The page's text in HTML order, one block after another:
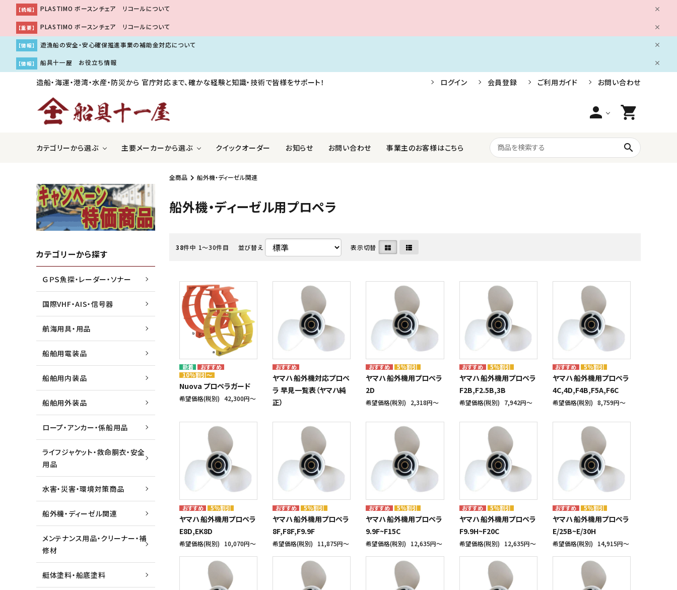
【続報】 PLASTIMO ボースンチェア リコールについて
【重要】 PLASTIMO ボースンチェア リコールについて
【情報】 遊漁船の安全・安心確保推進事業の補助金対応について
【情報】 船具十一屋 お役立ち情報
造船・海運・港湾・水産・防災から 官庁対応まで、確かな経験と知識・技術で皆様をサポート！ ログイン 会員登録 ご利用ガイド お問い合わせ
person shopping_cart
カテゴリーから選ぶ
ＧＰＳ魚探・レーダー・ソナー
船舶用内装品
水害・災害・環境対策商品 船外機・ディーゼル関連 メンテナンス用品・クリーナー・補修材
船検用品・法定備品 ゴムボート・水上バイク・小型船 マリンインテリア・アクセサリ マリンスポーツ・マリンギア
漁業用資材 マリンカタログ 船具十一屋
主要メーカーから選ぶ
アキレス株式会社
株式会社工進
ジョイクラフト株式会社 高階救命器具株式会社 中国塗料株式会社
トーハツ株式会社 トレルボルグ 日本救命器具株式会社 株式会社ノボル電機製作所
本多電子株式会社 未来テクノ株式会社 ヤマハ発動機 マリン メーカー一覧
クイックオーダー お知らせ お問い合わせ 事業主のお客様はこちら search
全商品 船外機・ディーゼル関連
船外機・ディーゼル用プロペラ
38件中 1〜30件目 並び替え 表示切替
10%割引～
Nuova プロペラガード
希望価格(税別) 42,300円〜
ヤマハ 船外機対応プロペ
ラ 早見一覧表（ヤマハ純
正）
5%割引
ヤマハ 船外機用プロペラ
2D
希望価格(税別) 2,318円〜
5%割引
ヤマハ 船外機用プロペラ
F2B,F2.5B,3B
希望価格(税別) 7,942円〜
5%割引
ヤマハ 船外機用プロペラ
4C,4D,F4B,F5A,F6C
希望価格(税別) 8,759円〜
5%割引
ヤマハ 船外機用プロペラ
E8D,EK8D
希望価格(税別) 10,070円〜
5%割引
ヤマハ 船外機用プロペラ
8F,F8F,F9.9F
希望価格(税別) 11,875円〜
5%割引
ヤマハ 船外機用プロペラ
9.9F~F15C
希望価格(税別) 12,635円〜
5%割引
ヤマハ 船外機用プロペラ
F9.9H~F20C
希望価格(税別) 12,635円〜
5%割引
ヤマハ 船外機用プロペラ
E/25B~E/30H
希望価格(税別) 14,915円〜
カテゴリーから探す
ＧＰＳ魚探・レーダー・ソナー
国際VHF・AIS・信号器
航海用具・用品
船舶用電装品
船舶用内装品
船舶用外装品
ロープ・アンカー・係船用品
ライフジャケット・救命胴衣・安全
用品
水害・災害・環境対策商品
船外機・ディーゼル関連
メンテナンス用品・クリーナー・補
修材
艇体塗料・船底塗料